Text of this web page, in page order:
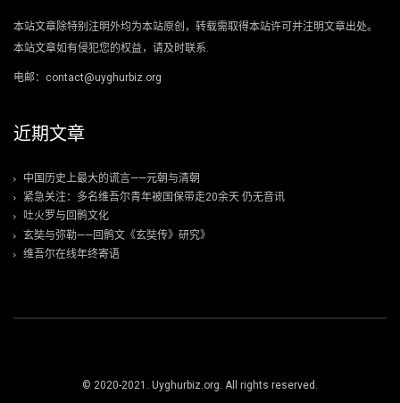
本站文章除特别注明外均为本站原创，转载需取得本站许可并注明文章出处。
本站文章如有侵犯您的权益，请及时联系.
电邮：contact@uyghurbiz.org
近期文章
中国历史上最大的谎言——元朝与清朝
紧急关注：多名维吾尔青年被国保带走20余天 仍无音讯
吐火罗与回鹘文化
玄奘与弥勒——回鹘文《玄奘传》研究》
维吾尔在线年终寄语
© 2020-2021. Uyghurbiz.org. All rights reserved.